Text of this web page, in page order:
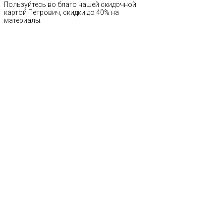
Пользуйтесь во благо нашей скидочной
картой Петрович, скидки до 40% на
материалы.